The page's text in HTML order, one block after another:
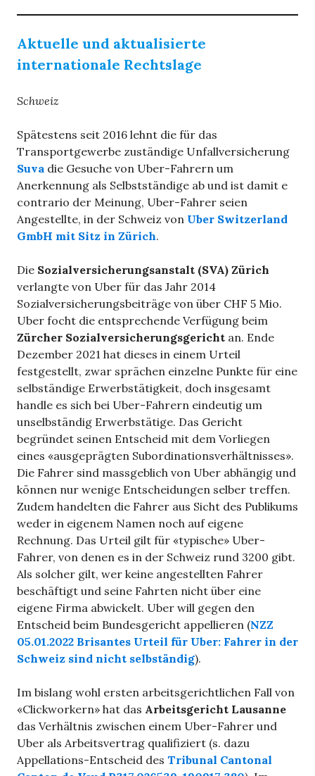
Aktuelle und aktualisierte
internationale Rechtslage
Schweiz
Spätestens seit 2016 lehnt die für das
Transportgewerbe zuständige Unfallversicherung
Suva die Gesuche von Uber-Fahrern um
Anerkennung als Selbstständige ab und ist damit e
contrario der Meinung, Uber-Fahrer seien
Angestellte, in der Schweiz von Uber Switzerland
GmbH mit Sitz in Zürich.
Die Sozialversicherungsanstalt (SVA) Zürich
verlangte von Uber für das Jahr 2014
Sozialversicherungsbeiträge von über CHF 5 Mio.
Uber focht die entsprechende Verfügung beim
Zürcher Sozialversicherungsgericht an. Ende
Dezember 2021 hat dieses in einem Urteil
festgestellt, zwar sprächen einzelne Punkte für eine
selbständige Erwerbstätigkeit, doch insgesamt
handle es sich bei Uber-Fahrern eindeutig um
unselbständig Erwerbstätige. Das Gericht
begründet seinen Entscheid mit dem Vorliegen
eines «ausgeprägten Subordinationsverhältnisses».
Die Fahrer sind massgeblich von Uber abhängig und
können nur wenige Entscheidungen selber treffen.
Zudem handelten die Fahrer aus Sicht des Publikums
weder in eigenem Namen noch auf eigene
Rechnung. Das Urteil gilt für «typische» Uber-
Fahrer, von denen es in der Schweiz rund 3200 gibt.
Als solcher gilt, wer keine angestellten Fahrer
beschäftigt und seine Fahrten nicht über eine
eigene Firma abwickelt. Uber will gegen den
Entscheid beim Bundesgericht appellieren (NZZ
05.01.2022 Brisantes Urteil für Uber: Fahrer in der
Schweiz sind nicht selbständig).
Im bislang wohl ersten arbeitsgerichtlichen Fall von
«Clickworkern» hat das Arbeitsgericht Lausanne
das Verhältnis zwischen einem Uber-Fahrer und
Uber als Arbeitsvertrag qualifiziert (s. dazu
Appellations-Entscheid des Tribunal Cantonal